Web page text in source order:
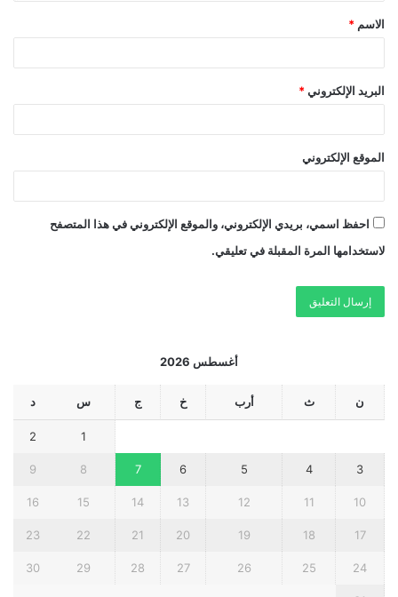
الاسم *
البريد الإلكتروني *
الموقع الإلكتروني
احفظ اسمي، بريدي الإلكتروني، والموقع الإلكتروني في هذا المتصفح
لاستخدامها المرة المقبلة في تعليقي.
أغسطس 2026
ن ث أرب خ ج س د
1
2
3
4
5
6
7
8
9
10
11
12
13
14
15
16
17
18
19
20
21
22
23
24
25
26
27
28
29
30